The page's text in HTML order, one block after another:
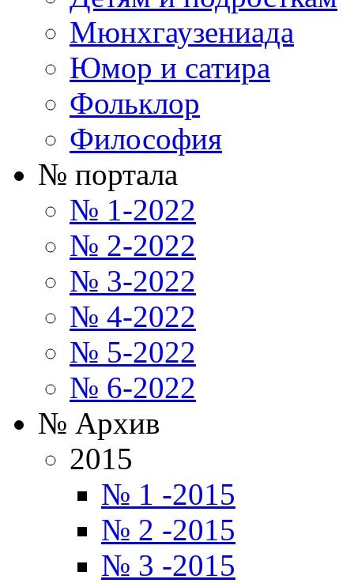
Мюнхгаузениада
Юмор и сатира
Фольклор
Философия
№ портала
№ 1-2022
№ 2-2022
№ 3-2022
№ 4-2022
№ 5-2022
№ 6-2022
№ Архив
2015
№ 1 -2015
№ 2 -2015
№ 3 -2015